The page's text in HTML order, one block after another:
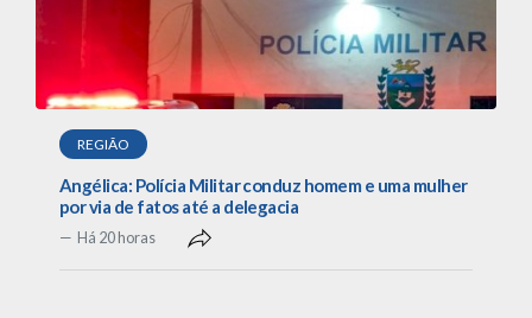
REGIÃO
Angélica: Polícia Militar conduz homem e uma mulher
por via de fatos até a delegacia
Há 20 horas